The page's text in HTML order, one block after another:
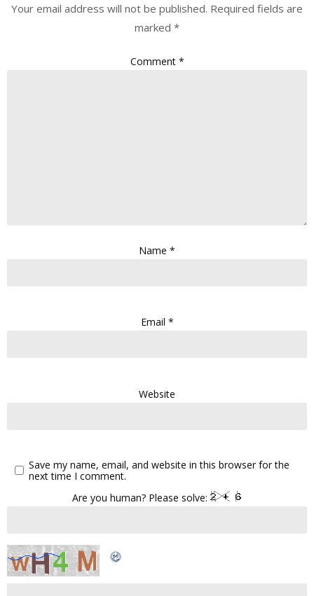
Your email address will not be published. Required fields are
marked *
Comment *
Name *
Email *
Website
Save my name, email, and website in this browser for the
next time I comment.
Are you human? Please solve: